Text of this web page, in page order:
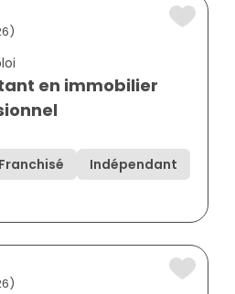
en immobilier
Franchisé
Indépendant